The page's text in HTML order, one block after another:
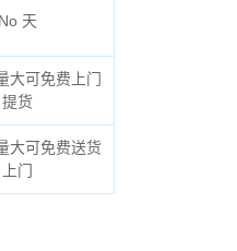
No 天
大可免费上门
提货
大可免费送货
上门